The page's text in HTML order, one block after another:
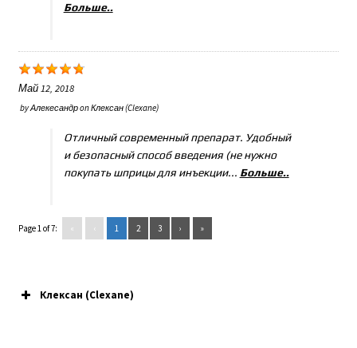
Больше..
Май 12, 2018
byАлекесандрonКлексан (Clexane)
Отличный современный препарат. Удобный
и безопасный способ введения (не нужно
покупать шприцы для инъекции... Больше..
Page 1 of 7: ‹ 1 2 3 › »
Клексан (Clexane)